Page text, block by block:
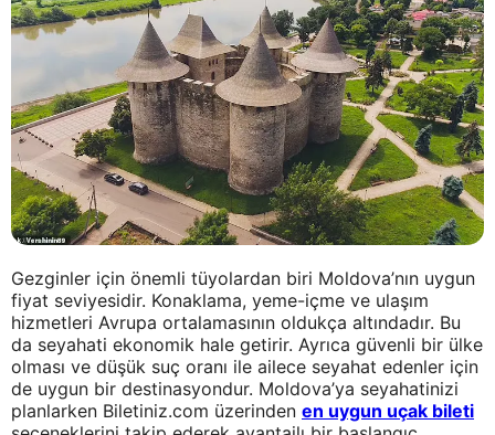
Gezginler için önemli tüyolardan biri Moldova’nın uygun
fiyat seviyesidir. Konaklama, yeme-içme ve ulaşım
hizmetleri Avrupa ortalamasının oldukça altındadır. Bu
da seyahati ekonomik hale getirir. Ayrıca güvenli bir ülke
olması ve düşük suç oranı ile ailece seyahat edenler için
de uygun bir destinasyondur. Moldova’ya seyahatinizi
planlarken Biletiniz.com üzerinden en uygun uçak bileti